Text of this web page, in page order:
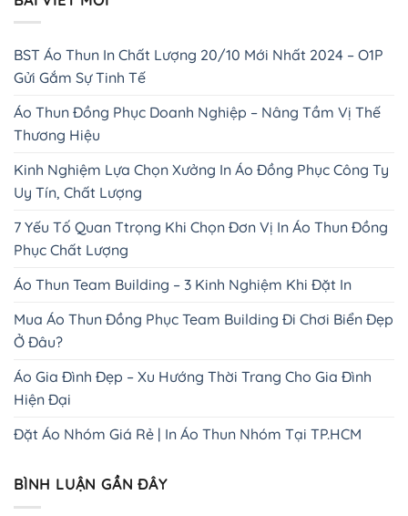
BST Áo Thun In Chất Lượng 20/10 Mới Nhất 2024 – O1P
Gửi Gắm Sự Tinh Tế
Áo Thun Đồng Phục Doanh Nghiệp – Nâng Tầm Vị Thế
Thương Hiệu
Kinh Nghiệm Lựa Chọn Xưởng In Áo Đồng Phục Công Ty
Uy Tín, Chất Lượng
7 Yếu Tố Quan Ttrọng Khi Chọn Đơn Vị In Áo Thun Đồng
Phục Chất Lượng
Áo Thun Team Building – 3 Kinh Nghiệm Khi Đặt In
Mua Áo Thun Đồng Phục Team Building Đi Chơi Biển Đẹp
Ở Đâu?
Áo Gia Đình Đẹp – Xu Hướng Thời Trang Cho Gia Đình
Hiện Đại
Đặt Áo Nhóm Giá Rẻ | In Áo Thun Nhóm Tại TP.HCM
BÌNH LUẬN GẦN ĐÂY